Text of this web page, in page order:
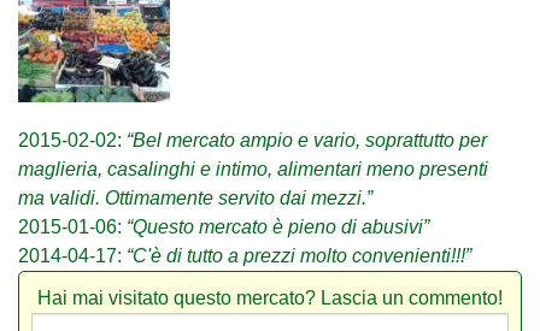
2015-02-02: “Bel mercato ampio e vario, soprattutto per
maglieria, casalinghi e intimo, alimentari meno presenti
ma validi. Ottimamente servito dai mezzi.”
2015-01-06: “Questo mercato è pieno di abusivi”
2014-04-17: “C'è di tutto a prezzi molto convenienti!!!”
Hai mai visitato questo mercato? Lascia un commento!